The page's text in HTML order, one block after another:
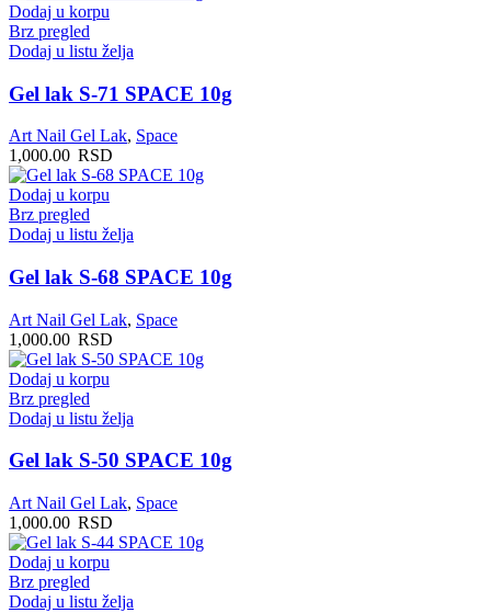
Dodaj u korpu
Brz pregled
Dodaj u listu želja
Gel lak S-71 SPACE 10g
Art Nail Gel Lak, Space
1,000.00 RSD
Dodaj u korpu
Brz pregled
Dodaj u listu želja
Gel lak S-68 SPACE 10g
Art Nail Gel Lak, Space
1,000.00 RSD
Dodaj u korpu
Brz pregled
Dodaj u listu želja
Gel lak S-50 SPACE 10g
Art Nail Gel Lak, Space
1,000.00 RSD
Dodaj u korpu
Brz pregled
Dodaj u listu želja